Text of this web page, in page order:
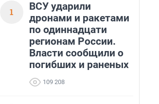
1
ВСУ ударили
дронами и ракетами
по одиннадцати
регионам России.
Власти сообщили о
погибших и раненых
109 208